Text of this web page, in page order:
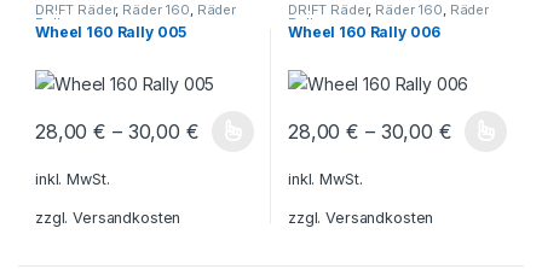
DR!FT Räder, Räder 160, Räder
Rally
Wheel 160 Rally 005
28,00€ – 30,00 €
Dieses Produkt weist mehrere Varianten auf. Die Optionen
inkl. MwSt.
zzgl.Versandkosten
DR!FT Räder, Räder 160, Räder
Rally
Wheel 160 Rally 006
28,00€ – 30,00 €
Dieses Produkt weist mehrere
inkl. MwSt.
zzgl.Versandkosten